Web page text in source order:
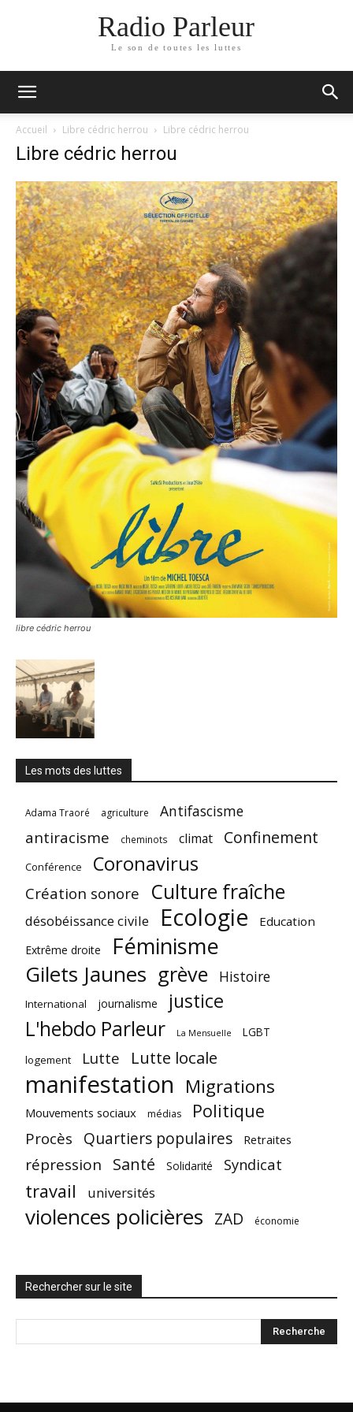
Radio Parleur
Le son de toutes les luttes
Accueil Libre cédric herrou Libre cédric herrou
Libre cédric herrou
libre cédric herrou
Les mots des luttes
Adama Traoré agriculture Antifascisme
antiracisme cheminots climat Confinement
Conférence Coronavirus
Création sonore Culture fraîche
désobéissance civile Ecologie Education
Extrême droite Féminisme
Gilets Jaunes grève Histoire
International journalisme justice
L'hebdo Parleur La Mensuelle
LGBT
logement
Lutte Lutte locale
manifestation Migrations
Mouvements sociaux médias Politique
Procès Quartiers populaires Retraites
répression Santé Solidarité Syndicat
travail universités
violences policières ZAD économie
Rechercher sur le site